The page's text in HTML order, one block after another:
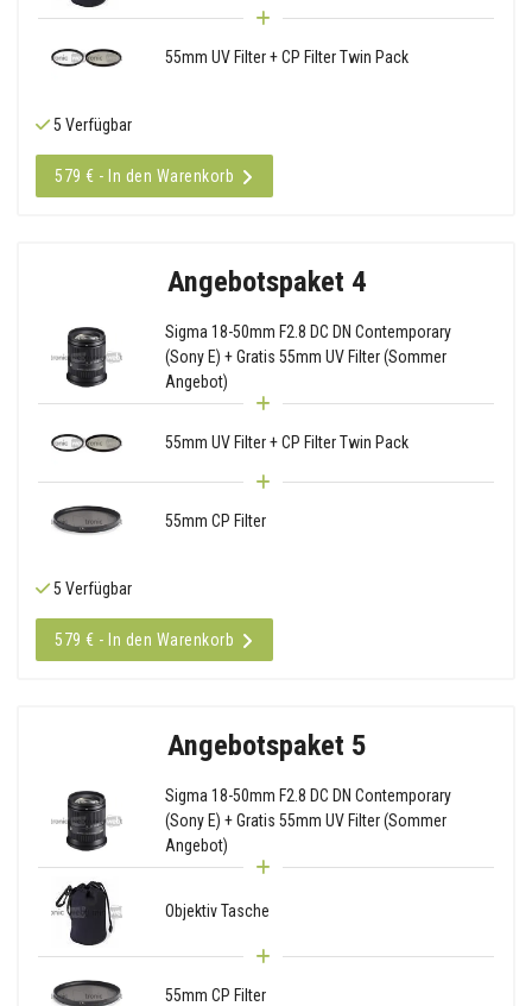
55mm UV Filter + CP Filter Twin Pack
5 Verfügbar
579 € - In den Warenkorb
Angebotspaket 4
Sigma 18-50mm F2.8 DC DN Contemporary
(Sony E) + Gratis 55mm UV Filter (Sommer
Angebot)
55mm UV Filter + CP Filter Twin Pack
55mm CP Filter
5 Verfügbar
579 € - In den Warenkorb
Angebotspaket 5
Sigma 18-50mm F2.8 DC DN Contemporary
(Sony E) + Gratis 55mm UV Filter (Sommer
Angebot)
Objektiv Tasche
55mm CP Filter